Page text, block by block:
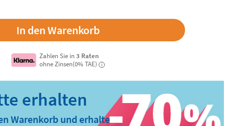
Zahlen Sie in3 Raten
ohne Zinsen(0% TAE)
i
Warenkorb und erhalte